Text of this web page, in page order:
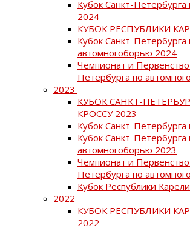
Кубок Санкт-Петербурга
2024
КУБОК РЕСПУБЛИКИ
Кубок Санкт-Петербурга
автомногоборью 2024
Чемпионат и
Петербурга по
2023
КУБОК САНКТ-
КРОССУ 2023
Кубок Санкт-
Кубок Санкт-Петербурга
автомногоборью 2023
Чемпионат и
Петербурга по
Кубок Республики
2022
КУБОК РЕСПУБЛИКИ
2022